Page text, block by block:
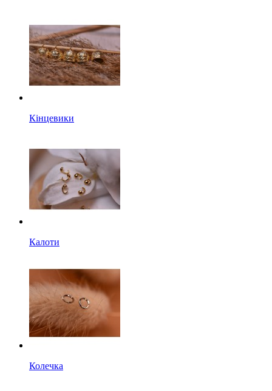
Кінцевики
Калоти
Колечка